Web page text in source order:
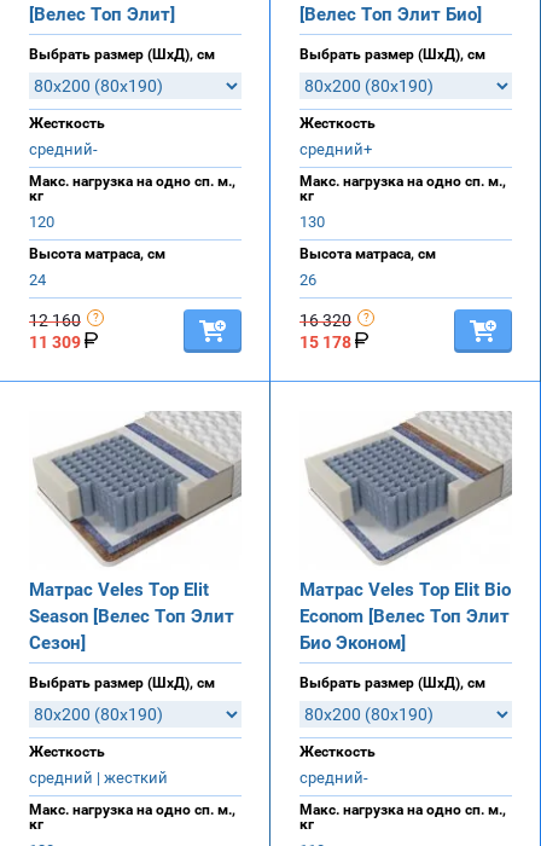
[Велес Топ Элит]
Выбрать размер (ШхД), см
Жесткость
средний-
Макс. нагрузка на одно сп. м.,
кг
120
Высота матраса, см
24
12 160
11 309
[Велес Топ Элит Био]
Выбрать размер (ШхД), см
Жесткость
средний+
Макс. нагрузка на одно сп. м.,
кг
130
Высота матраса, см
26
16 320
15 178
Матрас Veles Top Elit
Season [Велес Топ Элит
Сезон]
Выбрать размер (ШхД), см
Жесткость
средний | жесткий
Макс. нагрузка на одно сп. м.,
кг
Матрас Veles Top Elit Bio
Econom [Велес Топ Элит
Био Эконом]
Выбрать размер (ШхД), см
Жесткость
средний-
Макс. нагрузка на одно сп. м.,
кг